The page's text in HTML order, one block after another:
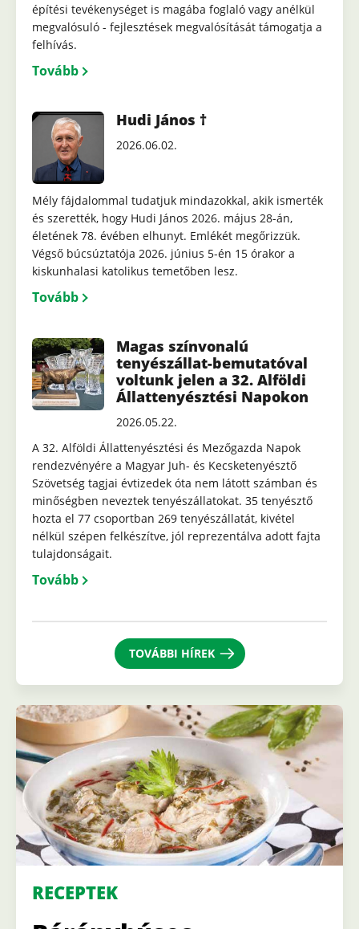
építési tevékenységet is magába foglaló vagy anélkül
megvalósuló - fejlesztések megvalósítását támogatja a
felhívás.
Tovább
Hudi János †
2026.06.02.
Mély fájdalommal tudatjuk mindazokkal, akik ismerték
és szerették, hogy Hudi János 2026. május 28-án,
életének 78. évében elhunyt. Emlékét megőrizzük.
Végső búcsúztatója 2026. június 5-én 15 órakor a
kiskunhalasi katolikus temetőben lesz.
Tovább
Magas színvonalú
tenyészállat-bemutatóval
voltunk jelen a 32. Alföldi
Állattenyésztési Napokon
2026.05.22.
A 32. Alföldi Állattenyésztési és Mezőgazda Napok
rendezvényére a Magyar Juh- és Kecsketenyésztő
Szövetség tagjai évtizedek óta nem látott számban és
minőségben neveztek tenyészállatokat. 35 tenyésztő
hozta el 77 csoportban 269 tenyészállatát, kivétel
nélkül szépen felkészítve, jól reprezentálva adott fajta
tulajdonságait.
Tovább
TOVÁBBI HÍREK
RECEPTEK